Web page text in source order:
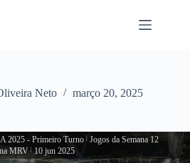
Neto março 20, 2025
2025 - Primeiro Turno | Jogos da Semana 12
MRV 10 jun 2025